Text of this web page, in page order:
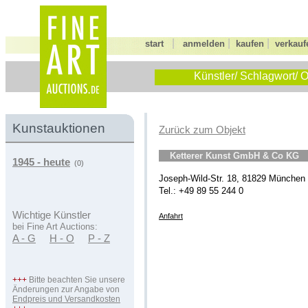
start anmelden kaufen
Künstler/ Schlagwort/
Kunstauktionen
1945 - heute (0)
Wichtige Künstler
bei Fine Art Auctions:
A - G H - O P - Z
+++ Bitte beachten Sie unsere
Änderungen zur Angabe von
Endpreis und Versandkosten
Zurück zum Objekt
Ketterer Kunst GmbH & Co KG
Joseph-Wild-Str. 18, 81829 München
Tel.: +49 89 55 244 0
Anfahrt